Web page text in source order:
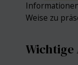
Weise zu
Wichtige